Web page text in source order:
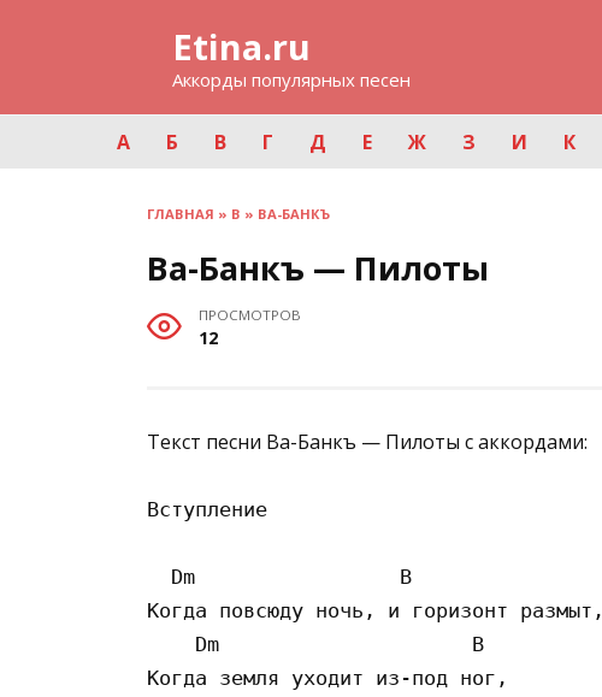
Etina.ru
Аккорды популярных песен
А Б В Г Д Е Ж З И К
ГЛАВНАЯ » В » ВА-БАНКЪ
Ва-Банкъ — Пилоты
ПРОСМОТРОВ
12
Текст песни Ва-Банкъ — Пилоты с аккордами:
Вступление
  Dm                 B
Когда повсюду ночь, и горизонт размыт,
    Dm                     B
Когда земля уходит из-под ног,